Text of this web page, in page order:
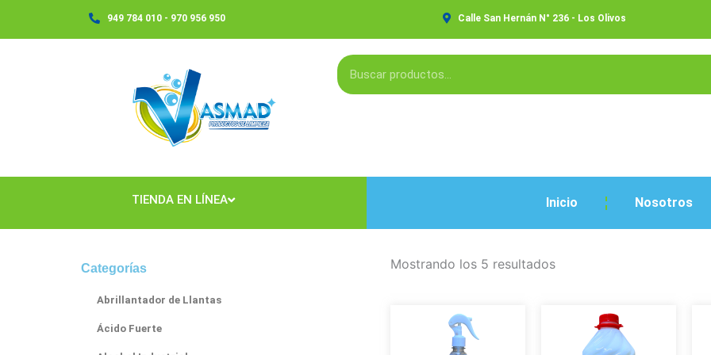
949 784 010 - 970 956 950 Calle San Hernán N° 236 - Los Olivos
TIENDA EN LÍNEA Inicio Nosotros
Categorías
Abrillantador de Llantas
Ácido Fuerte
Mostrando los 5 resultados